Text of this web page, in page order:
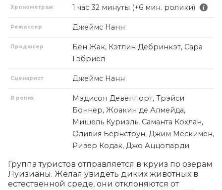
Хронометраж 1 час 32 минуты (+6 мин. ролики)
Режиссер Джеймс Нанн
Продюсер
Бен Жак, Кэтлин Дебринкэт, Сара
Гэбриел
Сценарист Джеймс Нанн
В ролях
Мэдисон Девенпорт, Трэйси
Боннер, Жоакин де Алмейда,
Мишель Куриэль, Саманта Кохлан,
Оливия Бернстоун, Джим Мескимен,
Ривер Кодак, Джо Аццопарди
Группа туристов отправляется в круиз по озерам
Луизианы. Желая увидеть диких животных в
естественной среде, они отклоняются от